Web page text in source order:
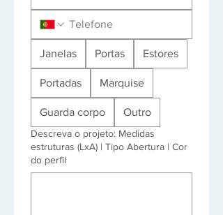
Janelas Portas Estores
Portadas Marquise
Guarda corpo Outro
Descreva o projeto: Medidas
estruturas (LxA) | Tipo Abertura | Cor
do perfil